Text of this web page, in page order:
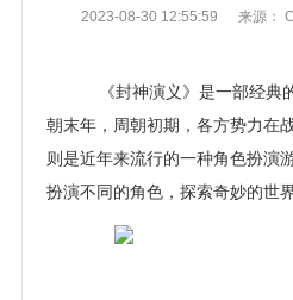
2023-08-30 12:55:59 来源：
《封神演义》是一部经典
朝末年，周朝初期，各方势力在
则是近年来流行的一种角色扮演
扮演不同的角色，探索奇妙的世